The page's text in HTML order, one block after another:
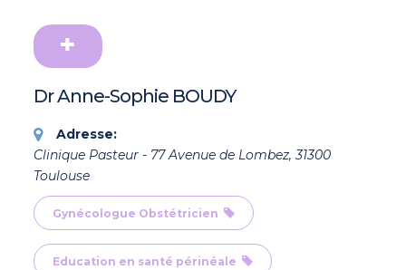
Dr Anne-Sophie BOUDY
Adresse:
Clinique Pasteur - 77 Avenue de Lombez, 31300
Toulouse
Gynécologue Obstétricien
Education en santé périnéale